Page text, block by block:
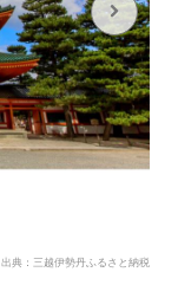
出典：三越伊勢丹ふるさと納税